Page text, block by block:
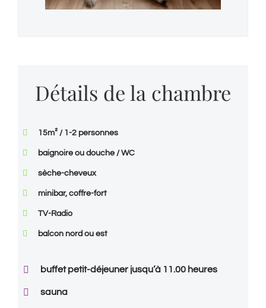
Détails de la chambre
15m² / 1-2 personnes
baignoire ou douche / WC
sèche-cheveux
minibar, coffre-fort
TV-Radio
balcon nord ou est
buffet petit-déjeuner jusqu’à 11.00 heures
sauna